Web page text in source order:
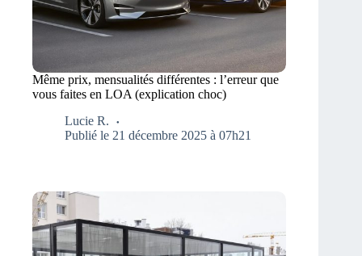
Même prix, mensualités différentes : l’erreur que
vous faites en LOA (explication choc)
Lucie R.
Publié le 21 décembre 2025 à 07h21